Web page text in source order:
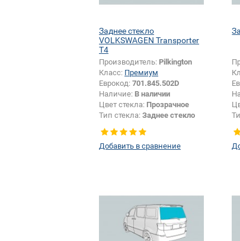
Заднее стекло
VOLKSWAGEN Transporter
T4
Производитель: Pilkington
Класс: Премиум
Еврокод: 701.845.502D
Наличие: В наличии
Цвет стекла: Прозрачное
Тип стекла: Заднее стекло
Добавить в сравнение